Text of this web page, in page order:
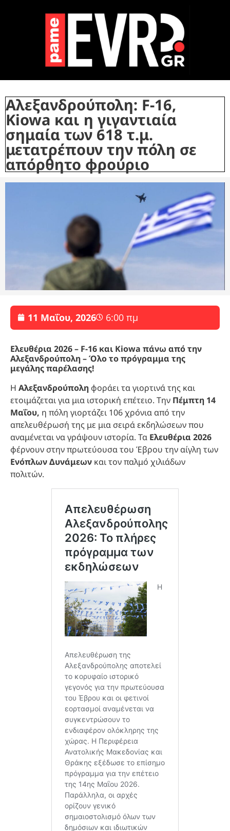
Αλεξανδρούπολη: F-16,
Kiowa και η γιγαντιαία
σημαία των 618 τ.μ.
μετατρέπουν την πόλη σε
απόρθητο φρούριο
11 Μαΐου, 2026 6:00 πμ
Ελευθέρια 2026 – F-16 και Kiowa πάνω από την
Αλεξανδρούπολη – Όλο το πρόγραμμα της
μεγάλης παρέλασης!
Η Αλεξανδρούπολη φοράει τα γιορτινά της και
ετοιμάζεται για μια ιστορική επέτειο. Την Πέμπτη 14
Μαΐου, η πόλη γιορτάζει 106 χρόνια από την
απελευθέρωσή της με μια σειρά εκδηλώσεων που
αναμένεται να γράψουν ιστορία. Τα Ελευθέρια 2026
φέρνουν στην πρωτεύουσα του Έβρου την αίγλη των
Ενόπλων Δυνάμεων και τον παλμό χιλιάδων
πολιτών.